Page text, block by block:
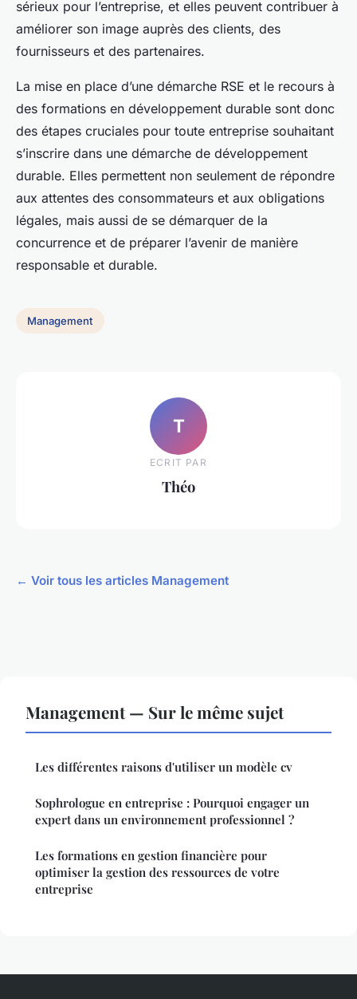
sérieux pour l’entreprise, et elles peuvent contribuer à
améliorer son image auprès des clients, des
fournisseurs et des partenaires.
La mise en place d’une démarche RSE et le recours à
des formations en développement durable sont donc
des étapes cruciales pour toute entreprise souhaitant
s’inscrire dans une démarche de développement
durable. Elles permettent non seulement de répondre
aux attentes des consommateurs et aux obligations
légales, mais aussi de se démarquer de la
concurrence et de préparer l’avenir de manière
responsable et durable.
Management
T
ECRIT PAR
Théo
← Voir tous les articles Management
Management — Sur le même sujet
Les différentes raisons d'utiliser un modèle cv
Sophrologue en entreprise : Pourquoi engager un
expert dans un environnement professionnel ?
Les formations en gestion financière pour
optimiser la gestion des ressources de votre
entreprise